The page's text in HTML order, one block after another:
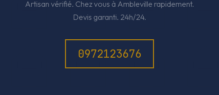
Artisan vérifié. Chez vous à Ambleville rapidement.
Devis garanti. 24h/24.
0972123676